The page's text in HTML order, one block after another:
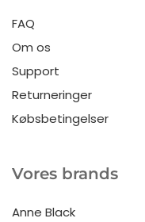
FAQ
Om os
Support
Returneringer
Købsbetingelser
Vores brands
Anne Black